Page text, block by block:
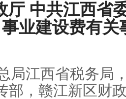
厅 中共江西省
事业建设费有关
局江西省税务局
部，赣江新区财